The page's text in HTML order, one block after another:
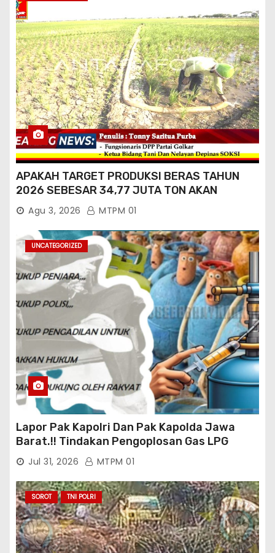
APAKAH TARGET PRODUKSI BERAS TAHUN
2026 SEBESAR 34,77 JUTA TON AKAN
TERCAPAI ?
Agu 3, 2026 MTPM 01
UNCATEGORIZED
Lapor Pak Kapolri Dan Pak Kapolda Jawa
Barat.!! Tindakan Pengoplosan Gas LPG
Bersubsidi Marak Terjadi Di Kabupaten Bogor
Persisnya di Babakan Madang: Tim
Aktifis/Jurnalis Meminta Pimpinan Polri Beri
Atensi Penindakan Sampai Penangkapan
Terhadap Pelaku
Jul 31, 2026 MTPM 01
SOROT TNI POLRI